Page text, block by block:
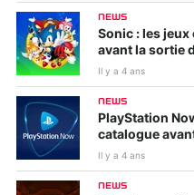
NEWS
Sonic : les
avant la sortie
Il y a 4 ans
NEWS
PlayStation
catalogue
Il y a 4 ans
NEWS